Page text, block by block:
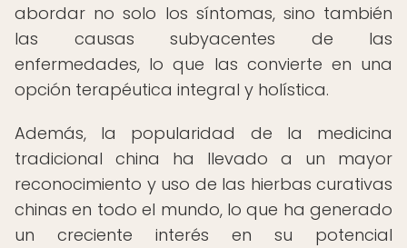
abordar no solo los síntomas, sino también
las causas subyacentes de las
enfermedades, lo que las convierte en una
opción terapéutica integral y holística.
Además, la popularidad de la medicina
tradicional china ha llevado a un mayor
reconocimiento y uso de las hierbas curativas
chinas en todo el mundo, lo que ha generado
un creciente interés en su potencial